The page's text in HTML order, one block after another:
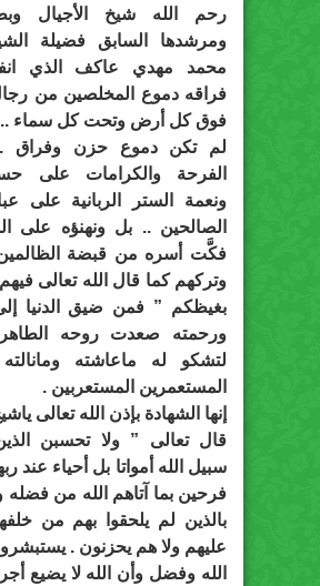
رحم الله شيخ الأجيال
ومرشدها السابق فضيلة
محمد مهدي عاكف الذي
فراقه دموع المخلصين من
فوق كل أرض وتحت كل سماء ..
لم تكن دموع حزن وفراق
الفرحة والكرامات على
ونعمة الستر الربانية على
الصالحين .. بل ونهنؤه على
فكَّت أسره من قبضة الظالمين
وتركهم كما قال الله تعالى
بغيظكم ” فمن ضيق الدنيا
ورحمته صعدت روحه
لتشكو له ماعاشته
المستعمرين المستعربين .
إنها الشهادة بإذن الله تعالى
قال تعالى ” ولا تحسبن
سبيل الله أمواتا بل أحياء عند
فرحين بما آتاهم الله من
بالذين لم يلحقوا بهم من
عليهم ولا هم يحزنون .
الله وفضل وأن الله لا يضيع